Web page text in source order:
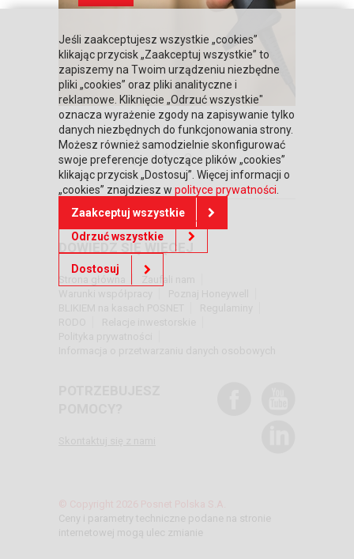
«‹ 1 2
DOWIEDZ SIĘ WIĘCEJ
Strona główna
Ceny i parametry techniczne podane na stronie
internetowej mogą ulec zmianie
Jeśli zaakceptujesz wszystkie „cookies”
klikając przycisk „Zaakceptuj wszystkie” to
zapiszemy na Twoim urządzeniu niezbędne
pliki „cookies” oraz pliki analityczne i
reklamowe. Kliknięcie „Odrzuć wszystkie"
oznacza wyrażenie zgody na zapisywanie tylko
danych niezbędnych do funkcjonowania strony.
Możesz również samodzielnie skonfigurować
swoje preferencje dotyczące plików „cookies”
klikając przycisk „Dostosuj”. Więcej informacji o
„cookies” znajdziesz w polityce prywatności
Zaakceptuj wszystkie
Odrzuć wszystkie
Dostosuj